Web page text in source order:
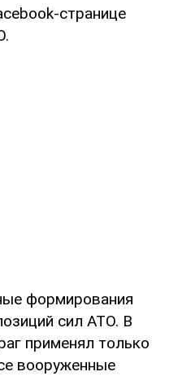
странице
формирования
сил АТО. В
применял только
вооруженные